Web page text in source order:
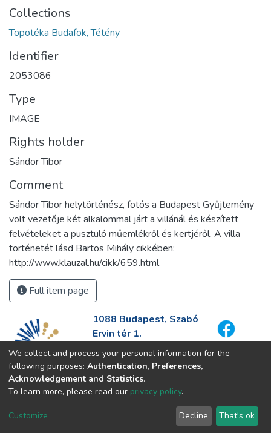
Collections
Topotéka Budafok, Tétény
Identifier
2053086
Type
IMAGE
Rights holder
Sándor Tibor
Comment
Sándor Tibor helytörténész, fotós a Budapest Gyűjtemény
volt vezetője két alkalommal járt a villánál és készített
felvételeket a pusztuló műemlékről és kertjéről. A villa
történetét lásd Bartos Mihály cikkében:
http://www.klauzal.hu/cikk/659.html
Full item page
1088 Budapest, Szabó
Ervin tér 1.
+36-1-411-5000
info@fszek.hu
https://fszek.hu
We collect and process your personal information for the
following purposes: Authentication, Preferences,
Acknowledgement and Statistics.
To learn more, please read our privacy policy.
Customize Decline That's ok